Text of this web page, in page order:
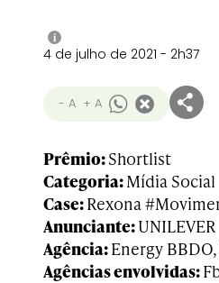
i
4 de julho de 2021 - 2h37
- A + A
Prêmio:Shortlist
Categoria:Mídia Social
Case:Rexona
Anunciante:UNILEVER
Agência:Energy
Agências envolvidas: